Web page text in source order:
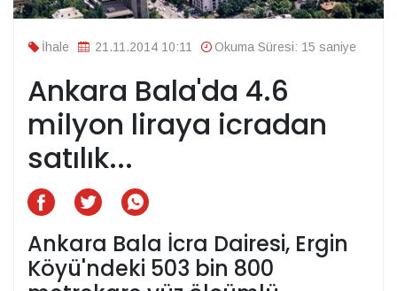
İhale 21.11.2014 10:11 Okuma Süresi: 15 saniye
Ankara Bala'da 4.6
milyon liraya icradan
satılık...
Ankara Bala İcra Dairesi, Ergin
Köyü'ndeki 503 bin 800